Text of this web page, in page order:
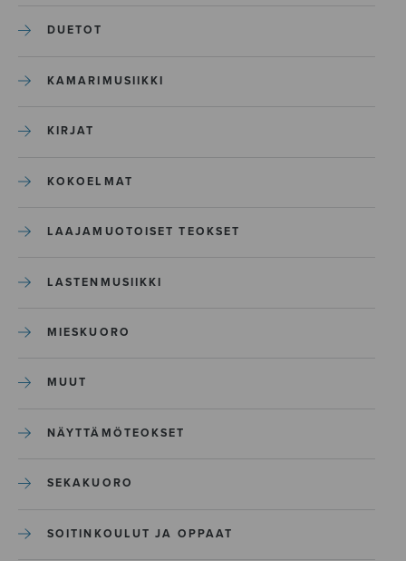
DUETOT
KAMARIMUSIIKKI
KIRJAT
KOKOELMAT
LAAJAMUOTOISET TEOKSET
LASTENMUSIIKKI
MIESKUORO
MUUT
NÄYTTÄMÖTEOKSET
SEKAKUORO
SOITINKOULUT JA OPPAAT